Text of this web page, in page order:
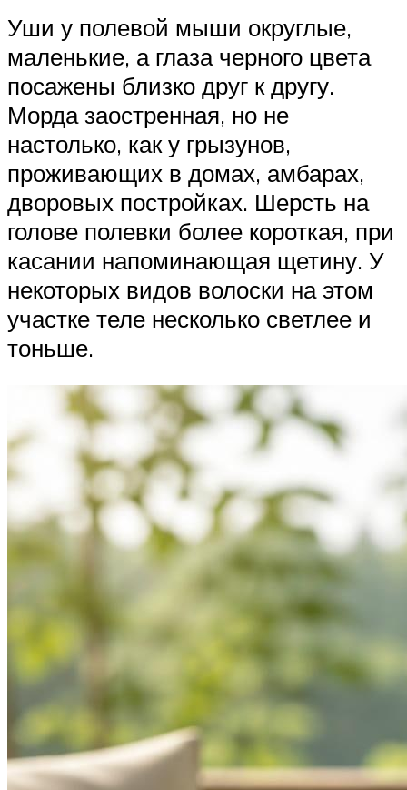
Уши у полевой мыши округлые,
маленькие, а глаза черного цвета
посажены близко друг к другу.
Морда заостренная, но не
настолько, как у грызунов,
проживающих в домах, амбарах,
дворовых постройках. Шерсть на
голове полевки более короткая, при
касании напоминающая щетину. У
некоторых видов волоски на этом
участке теле несколько светлее и
тоньше.